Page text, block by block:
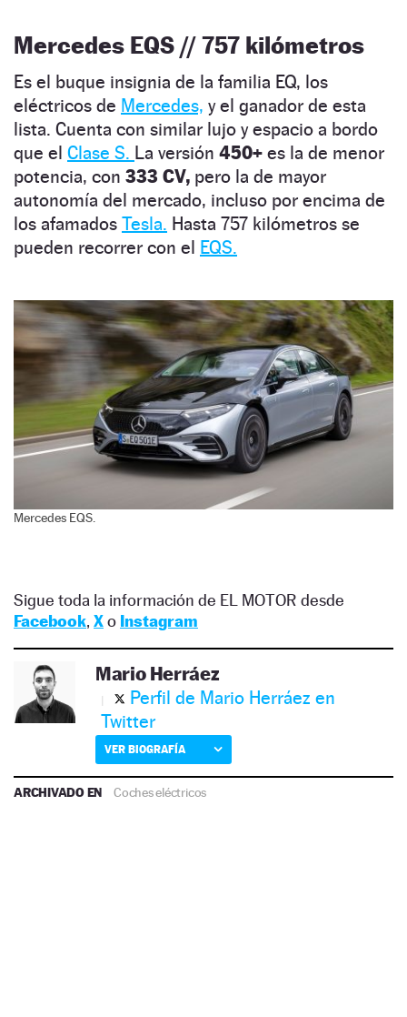
Mercedes EQS // 757 kilómetros
Es el buque insignia de la familia EQ, los
eléctricos de Mercedes, y el ganador de esta
lista. Cuenta con similar lujo y espacio a bordo
que el Clase S. La versión 450+ es la de menor
potencia, con 333 CV, pero la de mayor
autonomía del mercado, incluso por encima de
los afamados Tesla. Hasta 757 kilómetros se
pueden recorrer con el EQS.
Mercedes EQS.
Sigue toda la información de EL MOTOR desde
Facebook, Xo Instagram
Mario Herráez
Perfil de Mario Herráez en
Twitter
VER BIOGRAFÍA
ARCHIVADO EN Coches eléctricos